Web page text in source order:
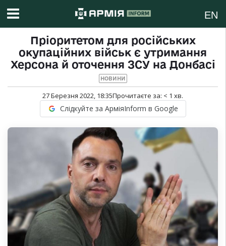
EN
Пріоритетом для російських
окупаційних військ є утримання
Херсона й оточення ЗСУ на Донбасі
НОВИНИ
27 Березня 2022, 18:35Прочитаєте за: < 1 хв.
Слідкуйте за АрміяInform в Google